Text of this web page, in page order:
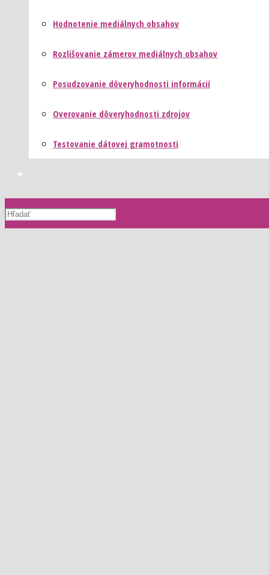
Hodnotenie mediálnych obsahov
Rozlišovanie zámerov mediálnych obsahov
Posudzovanie dôveryhodnosti informácií
Overovanie dôveryhodnosti zdrojov
Testovanie dátovej gramotnosti